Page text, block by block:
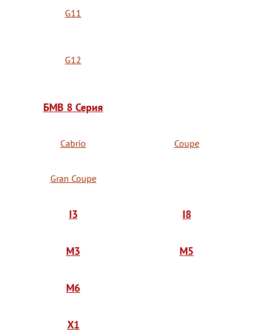
G11
G12
БМВ 8 Серия
Cabrio Coupe
Gran Coupe
I3 I8
M3 M5
M6
X1